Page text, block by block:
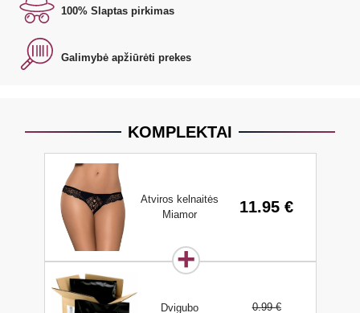
100% Slaptas pirkimas
Galimybė apžiūrėti prekes
KOMPLEKTAI
Atviros kelnaitės
Miamor
11.95 €
Dvigubo
0.99 €